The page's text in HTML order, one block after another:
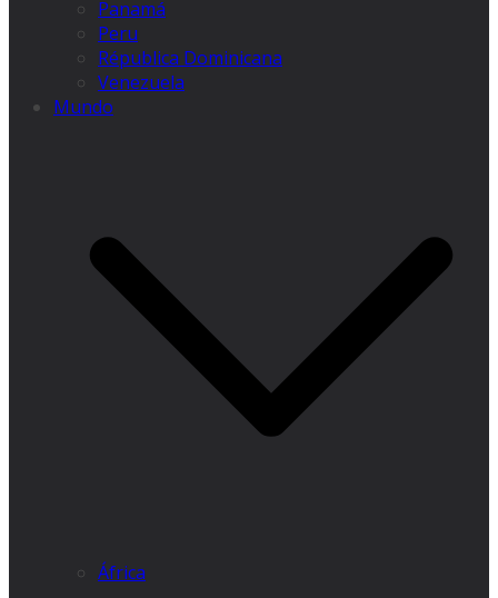
Panamá
Peru
Républica Dominicana
Venezuela
Mundo
África